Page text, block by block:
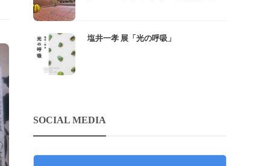
塩井一孝 展「光の呼吸」
SOCIAL MEDIA